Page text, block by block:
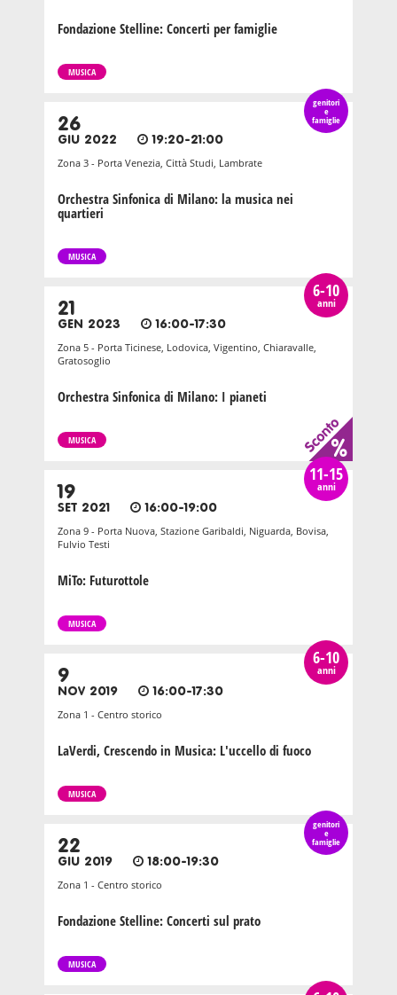
Fondazione Stelline: Concerti per famiglie
MUSICA
genitori
e
famiglie
26
GIU 2022 19:20-21:00
Zona 3 - Porta Venezia, Città Studi, Lambrate
Orchestra Sinfonica di Milano: la musica nei
quartieri
MUSICA
6-10
anni
21
GEN 2023 16:00-17:30
Zona 5 - Porta Ticinese, Lodovica, Vigentino, Chiaravalle,
Gratosoglio
Orchestra Sinfonica di Milano: I pianeti
MUSICA
11-15
anni
19
SET 2021 16:00-19:00
Zona 9 - Porta Nuova, Stazione Garibaldi, Niguarda, Bovisa,
Fulvio Testi
MiTo: Futurottole
MUSICA
6-10
anni
9
NOV 2019 16:00-17:30
Zona 1 - Centro storico
LaVerdi, Crescendo in Musica: L'uccello di fuoco
MUSICA
genitori
e
famiglie
22
GIU 2019 18:00-19:30
Zona 1 - Centro storico
Fondazione Stelline: Concerti sul prato
MUSICA